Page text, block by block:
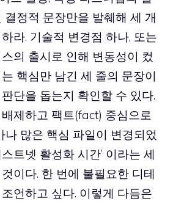
결정적 문장만을 발췌해 세 개
라. 기술적 변경점 하나, 또는
의 출시로 인해 변동성이 컸
핵심만 남긴 세 줄의 문장이
단을 돕는지 확인할 수 있다.
제하고 팩트(fact) 중심으로
나 많은 핵심 파일이 변경되었
트넷 활성화 시간’ 이라는 세
이다. 한 번에 불필요한 디테
언하고 싶다. 이렇게 다듬은